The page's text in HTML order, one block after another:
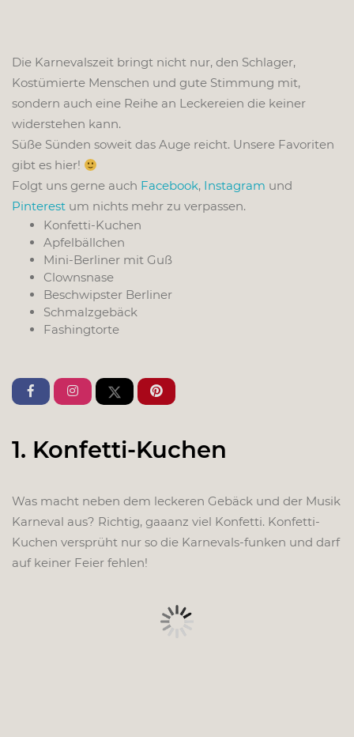
Die Karnevalszeit bringt nicht nur, den Schlager,
Kostümierte Menschen und gute Stimmung mit,
sondern auch eine Reihe an Leckereien die keiner
widerstehen kann.
Süße Sünden soweit das Auge reicht. Unsere Favoriten
gibt es hier!
Folgt uns gerne auch Facebook, Instagram und
Pinterest um nichts mehr zu verpassen.
Konfetti-Kuchen
Apfelbällchen
Mini-Berliner mit Guß
Clownsnase
Beschwipster Berliner
Schmalzgebäck
Fashingtorte
1. Konfetti-Kuchen
Was macht neben dem leckeren Gebäck und der Musik
Karneval aus? Richtig, gaaanz viel Konfetti. Konfetti-
Kuchen versprüht nur so die Karnevals-funken und darf
auf keiner Feier fehlen!